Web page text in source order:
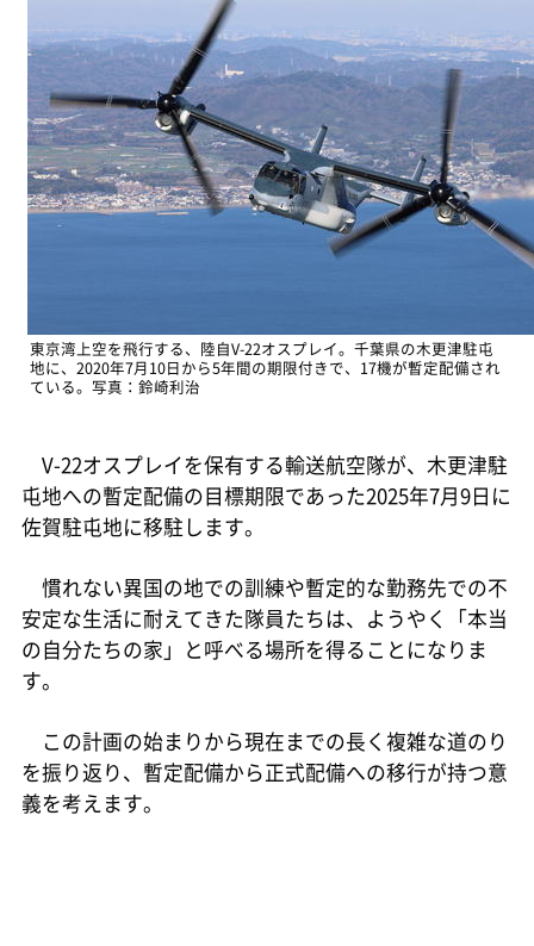
東京湾上空を飛行する、陸自V-22オスプレイ。千葉県の木更津駐屯
地に、2020年7月10日から5年間の期限付きで、17機が暫定配備され
ている。写真：鈴崎利治
V-22オスプレイを保有する輸送航空隊が、木更津駐
屯地への暫定配備の目標期限であった2025年7月9日に
佐賀駐屯地に移駐します。
慣れない異国の地での訓練や暫定的な勤務先での不
安定な生活に耐えてきた隊員たちは、ようやく「本当
の自分たちの家」と呼べる場所を得ることになりま
す。
この計画の始まりから現在までの長く複雑な道のり
を振り返り、暫定配備から正式配備への移行が持つ意
義を考えます。